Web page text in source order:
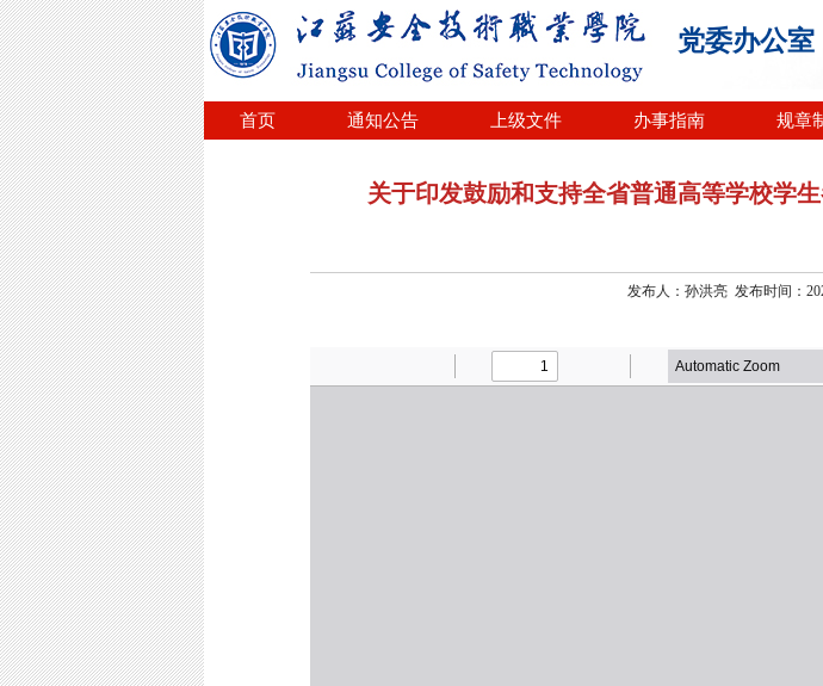
党委办公室
首页 通知公告 上级文件 办事指南 规章
关于印发鼓励和支持全省普通高等学校学
发布人：孙洪亮 发布时间：